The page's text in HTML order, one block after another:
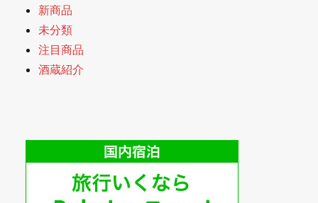
新商品
未分類
注目商品
酒蔵紹介